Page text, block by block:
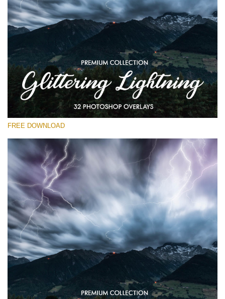
Free Photoshop Overlay
Small 800*533px
Glittering Lightning
(32 Overlays)
Entire Collection
(1783 Overlays)
Large 6000*4000px
Darmowe Pobieranie
FREE DOWNLOAD